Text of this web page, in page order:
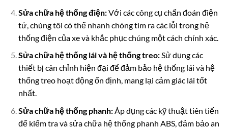
Sửa chữa hệ thống điện:Với các công cụ chẩn đoán điện
tử, chúng tôi có thể nhanh chóng tìm ra các lỗi trong hệ
thống điện của xe và khắc phục chúng một cách chính xác.
Sửa chữa hệ thống lái và hệ thống treo:Sử dụng các
thiết bị cân chỉnh hiện đại để đảm bảo hệ thống lái và hệ
thống treo hoạt động ổn định, mang lại cảm giác lái tốt
nhất.
Sửa chữa hệ thống phanh:Áp dụng các kỹ thuật tiên tiến
để kiểm tra và sửa chữa hệ thống phanh ABS, đảm bảo an